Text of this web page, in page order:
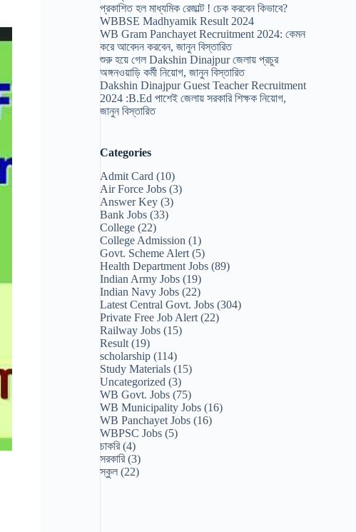
প্রকাশিত হল মাধ্যমিক রেজাল্ট ! চেক করবেন কিভাবে?
WBBSE Madhyamik Result 2024
WB Gram Panchayet Recruitment 2024: কেমন
করে আবেদন করবেন, জানুন বিস্তারিত
শুরু হয়ে গেল Dakshin Dinajpur জেলায় প্রচুর
অঙ্গনওয়াড়ি কর্মী নিয়োগ, জানুন বিস্তারিত
Dakshin Dinajpur Guest Teacher Recruitment
2024 :B.Ed পাশেই জেলায় সরকারি শিক্ষক নিয়োগ,
জানুন বিস্তারিত
Categories
Admit Card (10)
Air Force Jobs (3)
Answer Key (3)
Bank Jobs (33)
College (22)
College Admission (1)
Govt. Scheme Alert (5)
Health Department Jobs (89)
Indian Army Jobs (19)
Indian Navy Jobs (22)
Latest Central Govt. Jobs (304)
Private Free Job Alert (22)
Railway Jobs (15)
Result (19)
scholarship (114)
Study Materials (15)
Uncategorized (3)
WB Govt. Jobs (75)
WB Municipality Jobs (16)
WB Panchayet Jobs (16)
WBPSC Jobs (5)
চাকরি(4)
সরকারি(3)
স্কুল (22)